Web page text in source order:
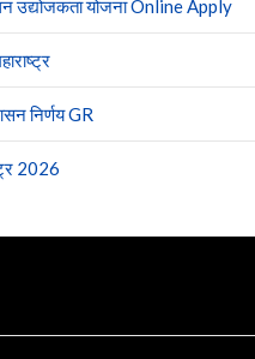
उद्योजकता योजना Online Apply
निर्णय GR
2026